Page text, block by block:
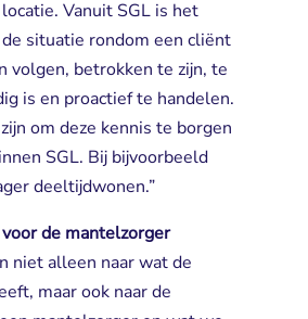
Vanuit SGL is het
situatie rondom een cliënt
volgen, betrokken te zijn, te
is en proactief te handelen.
om deze kennis te borgen
SGL. Bij bijvoorbeeld
deeltijdwonen.”
de mantelzorger
niet alleen naar wat de
maar ook naar de